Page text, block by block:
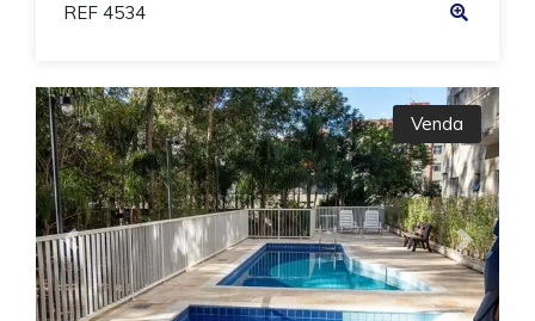
REF 4534
Previous Next
Venda